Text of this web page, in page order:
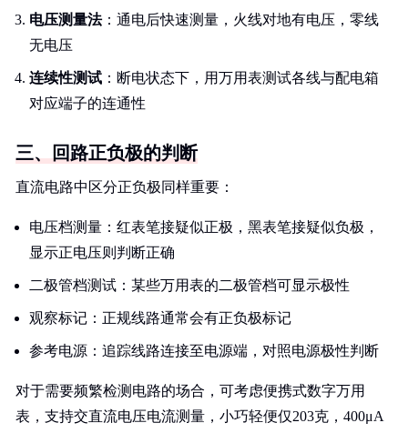
电压测量法：通电后快速测量，火线对地有电压，零线
无电压
连续性测试 ：断电状态下，用万用表测试各线与配电箱
对应端子的连通性
三、回路正负极的判断
直流电路中区分正负极同样重要：
电压档测量：红表笔接疑似正极，黑表笔接疑似负极，
显示正电压则判断正确
二极管档测试：某些万用表的二极管档可显示极性
观察标记：正规线路通常会有正负极标记
参考电源：追踪线路连接至电源端，对照电源极性判断
对于需要频繁检测电路的场合，可考虑便携式数字万用
表，支持交直流电压电流测量，小巧轻便仅203克，400μA